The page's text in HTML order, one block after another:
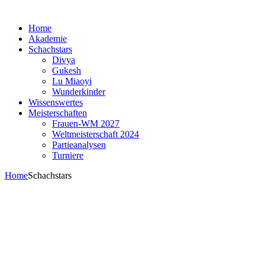
Home
Akademie
Schachstars
Divya
Gukesh
Lu Miaoyi
Wunderkinder
Wissenswertes
Meisterschaften
Frauen-WM 2027
Weltmeisterschaft 2024
Partieanalysen
Turniere
HomeSchachstars